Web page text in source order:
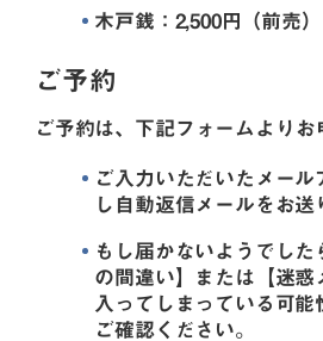
木戸銭：2,500円（前売
ご予約
ご予約は、下記フォームよりお
ご入力いただいたメー
し自動返信メールをお送
もし届かないようでした
の間違い】または【迷惑
入ってしまっている可能
ご確認ください。